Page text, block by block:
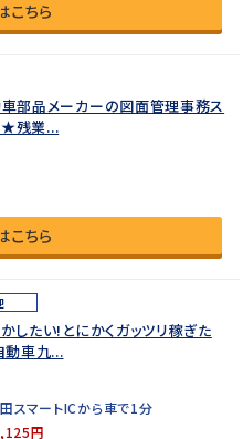
こちら
車部品メーカーの図面管理事務ス
★残業...
こちら
したい!とにかくガッツリ稼ぎた
動車九...
マートICから車で1分
円